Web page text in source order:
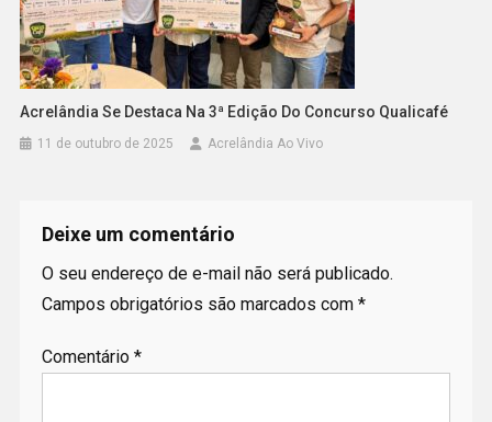
Acrelândia Se Destaca Na 3ª Edição Do Concurso Qualicafé
11 de outubro de 2025 Acrelândia Ao Vivo
Deixe um comentário
O seu endereço de e-mail não será publicado.
Campos obrigatórios são marcados com *
Comentário *